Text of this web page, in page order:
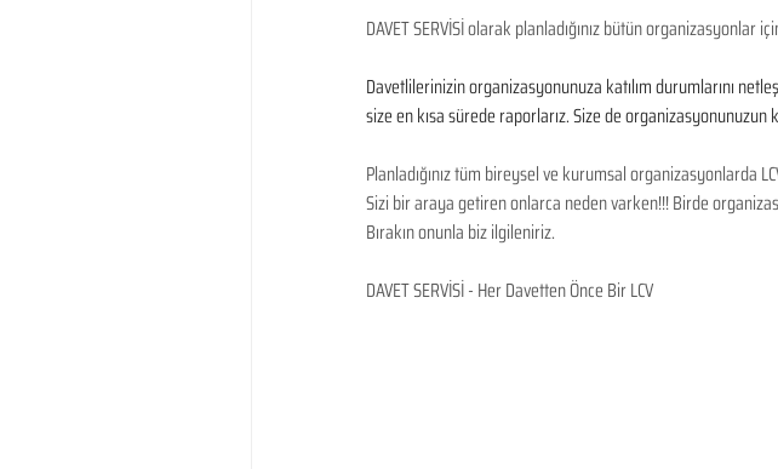
DAVET SERVİSİ olarak planladığınız bütün organizasyonlar
Davetlilerinizin organizasyonunuza katılım durumlarını
size en kısa sürede raporlarız. Size de organizasyonunuzun
Planladığınız tüm bireysel ve kurumsal organizasyonlarda
Sizi bir araya getiren onlarca neden varken!!! Birde
Bırakın onunla biz ilgileniriz.
DAVET SERVİSİ - Her Davetten Önce Bir LCV